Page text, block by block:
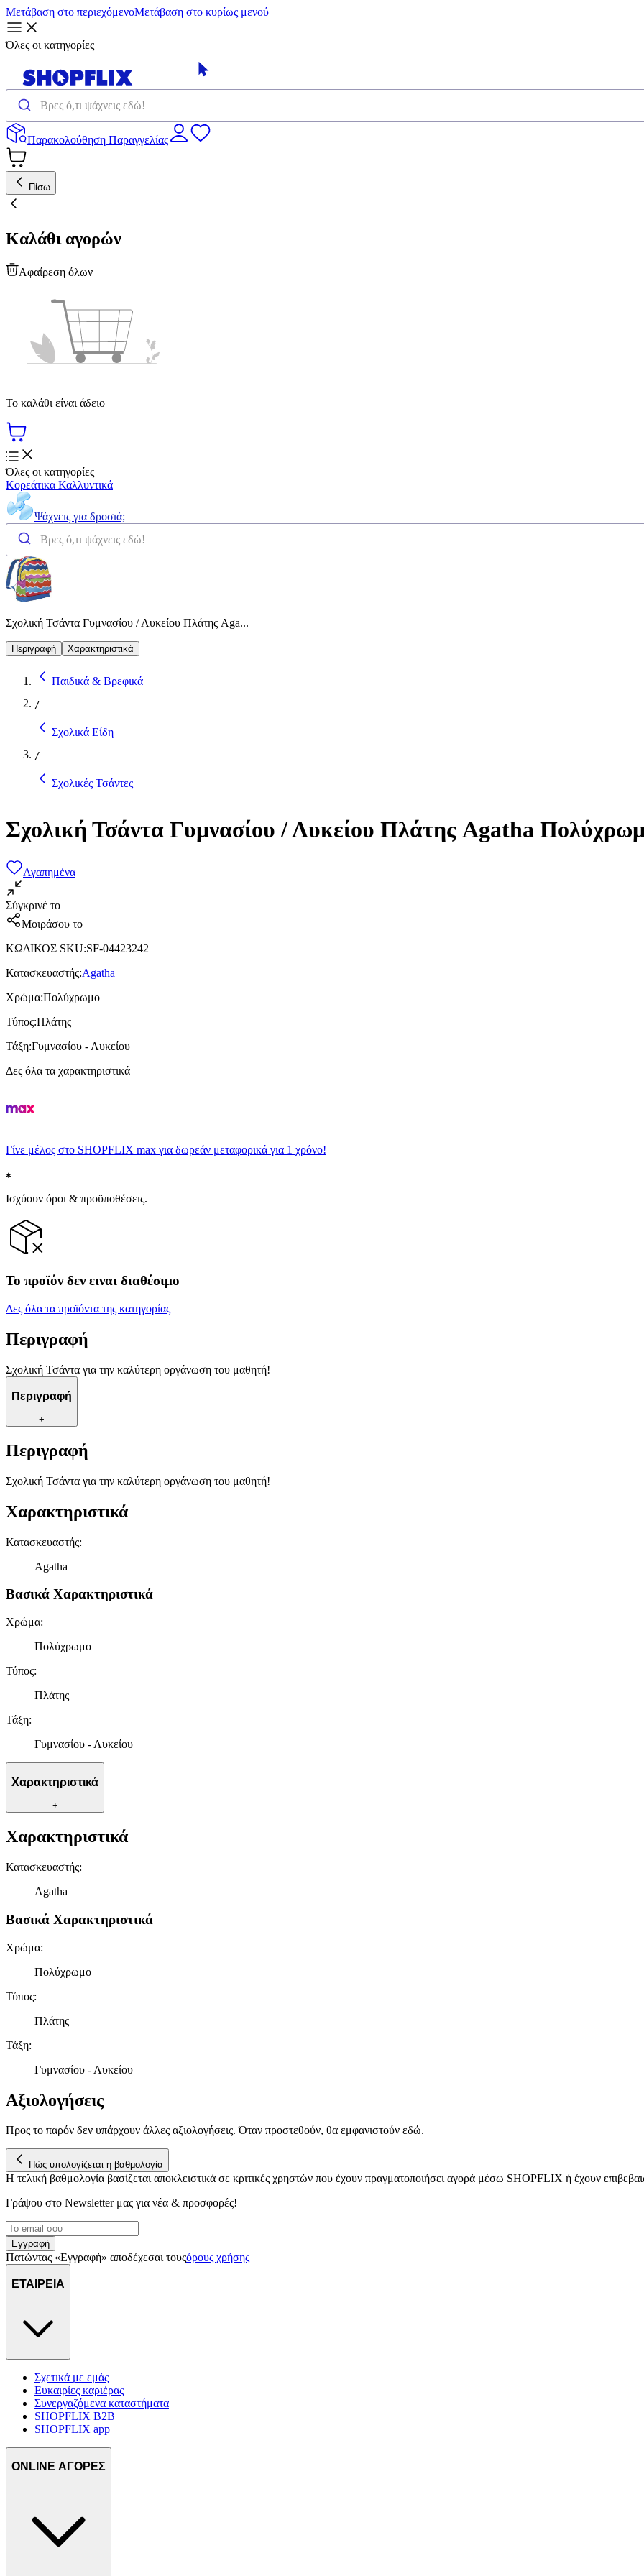
Μετάβαση στο περιεχόμενοΜετάβαση στο κυρίως μενού
Όλες οι κατηγορίες
Παρακολούθηση Παραγγελίας
Πίσω
Καλάθι αγορών
Αφαίρεση όλων
Το καλάθι είναι άδειο
Όλες οι κατηγορίες
Κορεάτικα Καλλυντικά
Ψάχνεις για δροσιά;
Σχολική Τσάντα Γυμνασίου / Λυκείου Πλάτης Aga...
Περιγραφή Χαρακτηριστικά
Παιδικά & Βρεφικά
/
Σχολικά Είδη
/
Σχολικές Τσάντες
Σχολική Τσάντα Γυμνασίου / Λυκείου Πλάτης Agatha
Αγαπημένα
Σύγκρινέ το
Μοιράσου το
ΚΩΔΙΚΟΣ SKU:SF-04423242
Κατασκευαστής:Agatha
Χρώμα:Πολύχρωμο
Τύπος:Πλάτης
Τάξη:Γυμνασίου - Λυκείου
Δες όλα τα χαρακτηριστικά
Γίνε μέλος στο SHOPFLIX max για δωρεάν μεταφορικά για 1 χρόνο!
Ισχύουν όροι & προϋποθέσεις.
Το προϊόν δεν ειναι διαθέσιμο
Δες όλα τα προϊόντα της κατηγορίας
Περιγραφή
Σχολική Τσάντα για την καλύτερη οργάνωση του μαθητή!
Περιγραφή
+
Περιγραφή
Σχολική Τσάντα για την καλύτερη οργάνωση του μαθητή!
Χαρακτηριστικά
Κατασκευαστής:
Agatha
Βασικά Χαρακτηριστικά
Χρώμα:
Πολύχρωμο
Τύπος:
Πλάτης
Τάξη:
Γυμνασίου - Λυκείου
Χαρακτηριστικά
+
Χαρακτηριστικά
Κατασκευαστής:
Agatha
Βασικά Χαρακτηριστικά
Χρώμα:
Πολύχρωμο
Τύπος:
Πλάτης
Τάξη:
Γυμνασίου - Λυκείου
Αξιολογήσεις
Προς το παρόν δεν υπάρχουν άλλες αξιολογήσεις. Όταν προστεθούν, θα εμφανιστούν εδώ.
Πώς υπολογίζεται η βαθμολογία
Η τελική βαθμολογία βασίζεται αποκλειστικά σε κριτικές χρηστών που έχουν πραγματοποιήσει αγορά μέσω SHOPFLIX ή έχουν
Γράψου στο Νewsletter μας για νέα & προσφορές!
Εγγραφή
Πατώντας «Εγγραφή» αποδέχεσαι τουςόρους χρήσης
ΕΤΑΙΡΕΙΑ
Σχετικά με εμάς
Ευκαιρίες καριέρας
Συνεργαζόμενα καταστήματα
SHOPFLIX B2B
SHOPFLIX app
ONLINE ΑΓΟΡΕΣ